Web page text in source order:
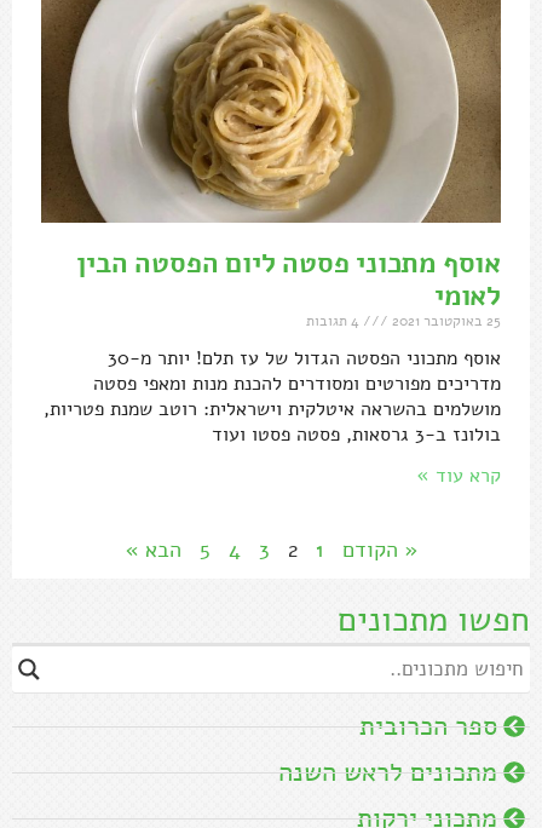
חפשו מתכונים
ספר הכרובית
מתכונים לראש השנה
מתכוני ירקות
אוסף מתכוני פסטה ליום הפסטה הבין
לאומי
25 באוקטובר 2021
אוסף מתכוני הפסטה הגדול של עז תלם! יותר מ-30
מדריכים מפורטים ומסודרים להכנת מנות ומאפי פסטה
מושלמים בהשראה איטלקית וישראלית: רוטב שמנת פטריות,
בולונז ב-3 גרסאות, פסטה פסטו ועוד
קרא עוד »
« הקודם 1
2
3
4
5 הבא »